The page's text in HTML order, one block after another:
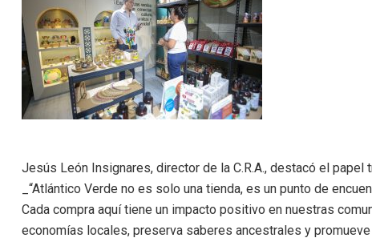
Jesús León Insignares, director de la C.R.A., destacó el papel
_“Atlántico Verde no es solo una tienda, es un punto de
Cada compra aquí tiene un impacto positivo en nuestras
economías locales, preserva saberes ancestrales y